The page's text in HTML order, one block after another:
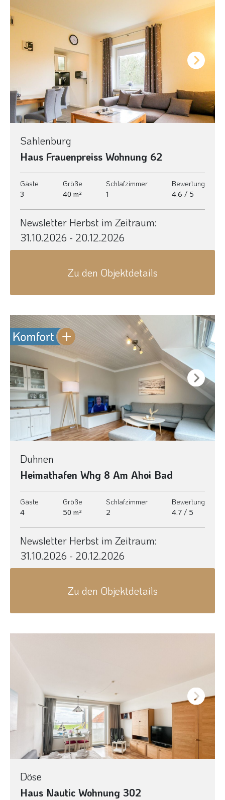
Sahlenburg
Haus Frauenpreiss Wohnung 62
Gäste
3
Größe
40 m²
Schlafzimmer
1
Bewertung
4.6 / 5
Newsletter Herbst im Zeitraum:
31.10.2026 - 20.12.2026
Zu den Objektdetails
Next
Duhnen
Heimathafen Whg 8 Am Ahoi Bad
Gäste
4
Größe
50 m²
Schlafzimmer
2
Bewertung
4.7 / 5
Newsletter Herbst im Zeitraum:
31.10.2026 - 20.12.2026
Zu den Objektdetails
Next
Döse
Haus Nautic Wohnung 302